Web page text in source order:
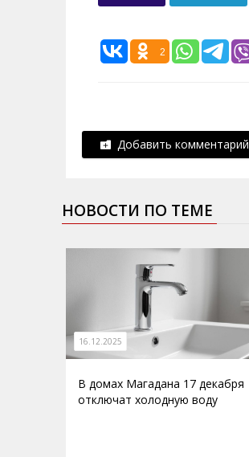
2
Добавить комментарий
НОВОСТИ ПО ТЕМЕ
16.12.2025
В домах Магадана 17 декабря
отключат холодную воду